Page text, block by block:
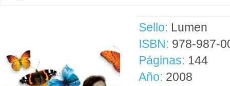
Sello: Lumen
ISBN: 978-987-
Páginas: 144
Año: 2008